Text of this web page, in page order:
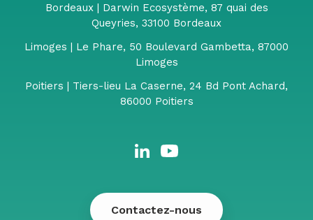
Bordeaux | Darwin Ecosystème, 87 quai des
Queyries, 33100 Bordeaux
Limoges | Le Phare, 50 Boulevard Gambetta, 87000
Limoges
Poitiers | Tiers-lieu La Caserne, 24 Bd Pont Achard,
86000 Poitiers
Contactez-nous